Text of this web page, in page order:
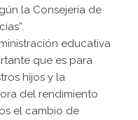
la Consejería de
educativa
que es para
hijos y la
del rendimiento
el cambio de